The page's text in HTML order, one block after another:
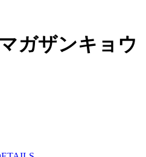
ガザンキョウ